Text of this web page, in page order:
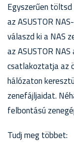
Egyszerűen
az ASUSTOR
válaszd ki a NAS
az ASUSTOR
csatlakoztatja az
hálózaton
zenefájljaidat.
felbontású
Tudj meg többet: